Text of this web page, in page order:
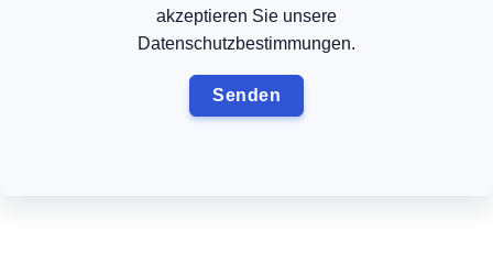
akzeptieren Sie unsere
Datenschutzbestimmungen.